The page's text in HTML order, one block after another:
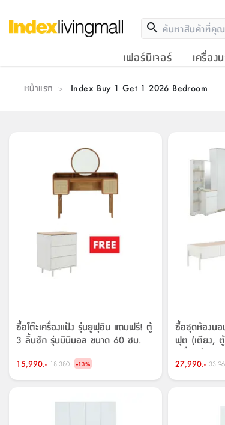
เฟอร์นิเจอร์ เครื่อง
หน้าแรก > Index Buy 1 Get 1 2026 Bedroom
ซื้อโต๊ะเครื่องแป้ง รุ่นยูฟุอิน แถมฟรี! ตู้
3 ลิ้นชัก รุ่นมินิมอล ขนาด 60 ซม.
15,990.- 18,380.- -13%
ซื้อชุดห้องน
ฟุต (เตียง,
เครื่องแป้งแ
เมลโล ขนาด
27,990.-